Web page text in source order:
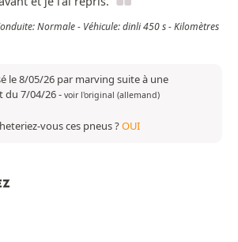
Normale - Véhicule: dinli 450 s - Kilomètres
le 8/05/26 par marving suite à une
du 7/04/26- voir l'original (allemand)
vous ces pneus ?OUI